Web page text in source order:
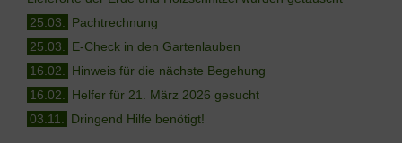
25.03.
Pachtrechnung
25.03.
E-Check in den Gartenlauben
16.02.
Hinweis für die nächste Begehung
16.02.
Helfer für 21. März 2026 gesucht
03.11.
Dringend Hilfe benötigt!